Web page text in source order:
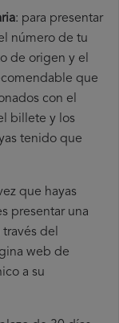
: para presentar
número de tu
de origen y el
que
con el
billete y los
tenido que
que hayas
presentar una
través del
web de
a su